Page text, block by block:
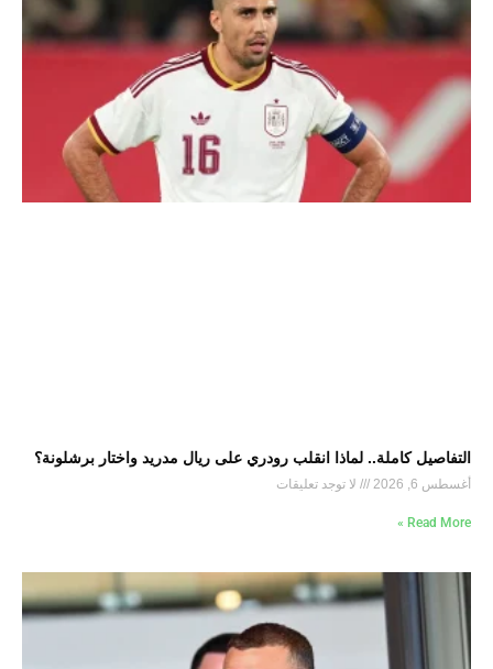
التفاصيل كاملة.. لماذا انقلب رودري على ريال مدريد واختار برشلونة؟
أغسطس 6, 2026 لا توجد تعليقات
Read More »